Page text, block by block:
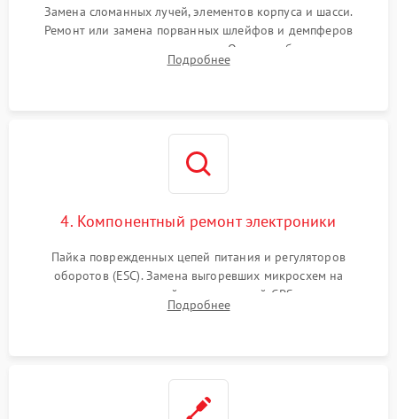
Замена сломанных лучей, элементов корпуса и шасси.
Ремонт или замена порванных шлейфов и демпферов
трехосевого подвеса камеры. Очистка объектива,
восстановление механизма фокусировки. Установка новых
Подробнее
4. Компонентный ремонт электроники
Пайка поврежденных цепей питания и регуляторов
оборотов (ESC). Замена выгоревших микросхем на
материнской плате, модулей GPS
Подробнее